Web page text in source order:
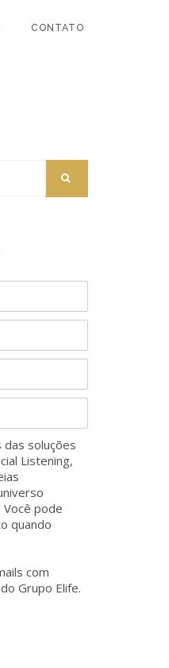
CONTATO
das soluções
Listening,
pode
quando
com
Grupo Elife.